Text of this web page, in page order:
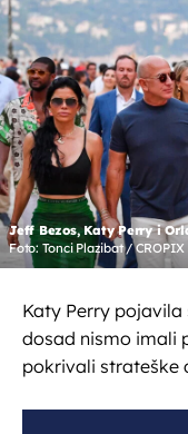
Jeff Bezos, Katy Perry i
Foto: Tonci Plazibat / CROPIX
Katy Perry pojavila
dosad nismo imali
pokrivali strateške